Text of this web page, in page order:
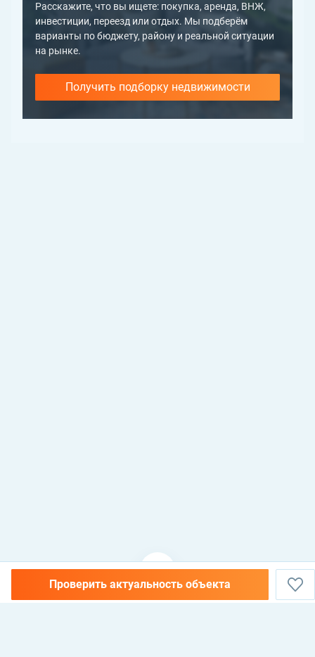
Проверить актуальность объекта
Расскажите, что вы ищете: покупка, аренда, ВНЖ,
инвестиции, переезд или отдых. Мы подберём
варианты по бюджету, району и реальной ситуации
на рынке.
Получить подборку недвижимости